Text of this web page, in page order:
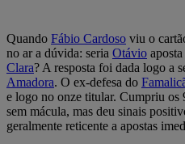
Quando Fábio Cardoso viu o
no ar a dúvida: seria Otávio
Clara? A resposta foi dada logo a
Amadora. O ex-defesa do
e logo no onze titular. Cumpriu
sem mácula, mas deu sinais
geralmente reticente a apostas